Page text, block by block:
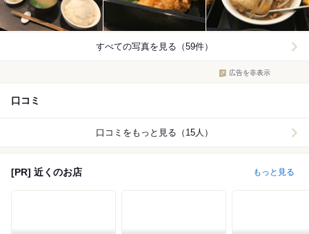
すべての写真を見る（59件）
広告を非表示
口コミ
口コミをもっと見る（15人）
[PR] 近くのお店 もっと見る